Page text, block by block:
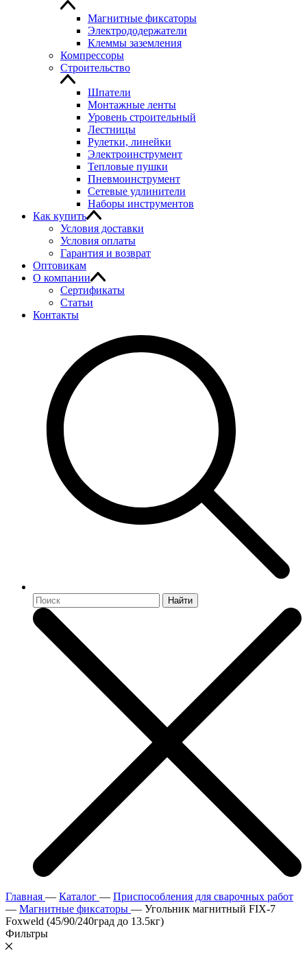
Магнитные фиксаторы
Электрододержатели
Клеммы заземления
Компрессоры
Строительство
Шпатели
Монтажные ленты
Уровень строительный
Лестницы
Рулетки, линейки
Электроинструмент
Тепловые пушки
Пневмоинструмент
Сетевые удлинители
Наборы инструментов
Как купить
Условия доставки
Условия оплаты
Гарантия и возврат
Оптовикам
О компании
Сертификаты
Статьи
Контакты
Найти
Главная — Каталог — Приспособления для сварочных работ
— Магнитные фиксаторы — Угольник магнитный FIX-7
Foxweld (45/90/240град до 13.5кг)
Фильтры